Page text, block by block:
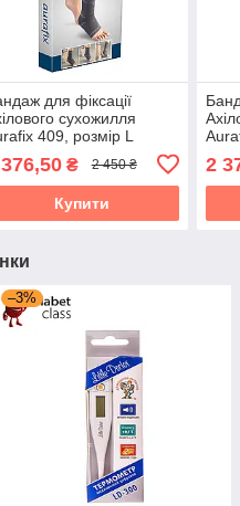
для фіксації
сухожилля
409, розмір L
₴ 2 450 ₴
Купити
2
–3%